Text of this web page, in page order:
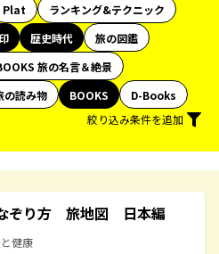
Plat
ランキング&テクニック
歴史時代
旅の図鑑
旅の名言＆絶景
の読み物 BOOKS
D-Books
絞り込み条件を追加
ぞり方 旅地図 日本編
健康